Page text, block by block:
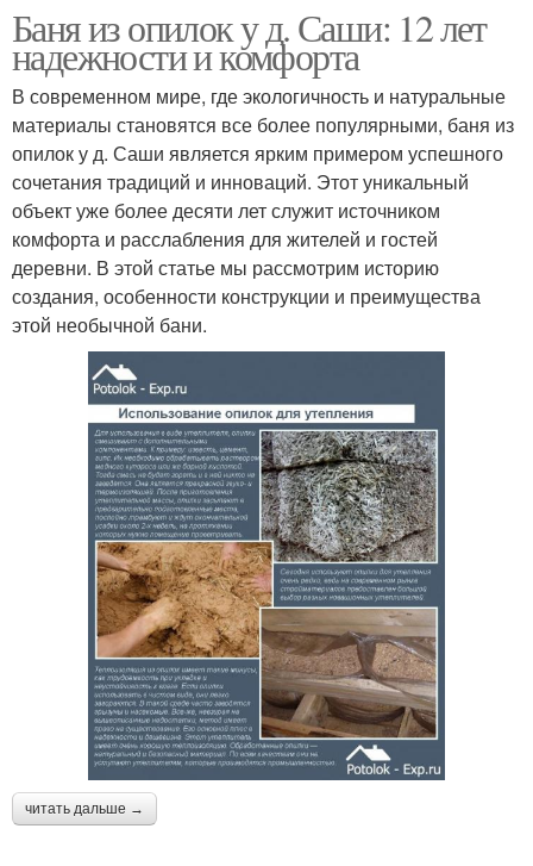
Баня из опилок у д. Саши: 12 лет
надежности и комфорта
В современном мире, где экологичность и натуральные
материалы становятся все более популярными, баня из
опилок у д. Саши является ярким примером успешного
сочетания традиций и инноваций. Этот уникальный
объект уже более десяти лет служит источником
комфорта и расслабления для жителей и гостей
деревни. В этой статье мы рассмотрим историю
создания, особенности конструкции и преимущества
этой необычной бани.
читать дальше →